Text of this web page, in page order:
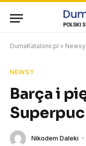
DumaKatalonii.pl » Newsy
NEWSY
Barça i
Nikodem Daleki